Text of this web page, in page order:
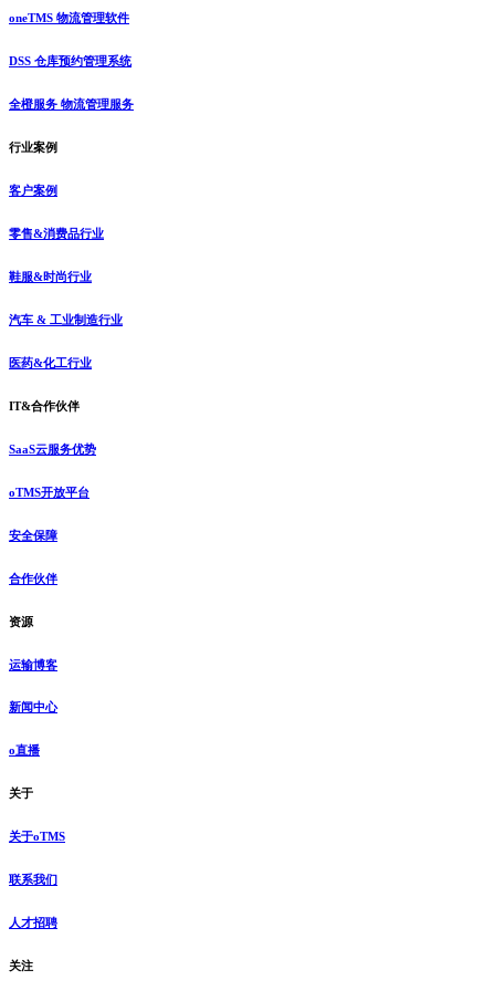
oneTMS 物流管理软件
DSS 仓库预约管理系统
全橙服务 物流管理服务
行业案例
客户案例
零售&消费品行业
鞋服&时尚行业
汽车 & 工业制造行业
医药&化工行业
IT&合作伙伴
SaaS云服务优势
oTMS开放平台
安全保障
合作伙伴
资源
运输博客
新闻中心
o直播
关于
关于oTMS
联系我们
人才招聘
关注